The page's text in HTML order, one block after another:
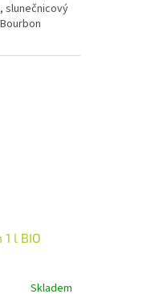
slunečnicový
l BIO
Skladem